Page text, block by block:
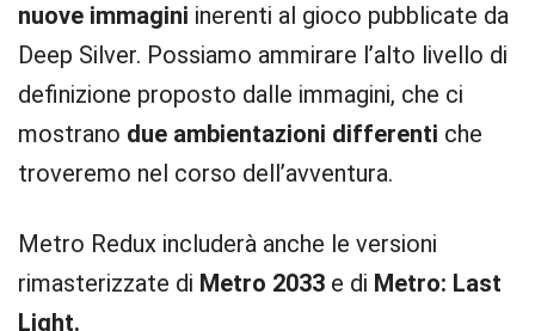
nuove immagini inerenti al gioco pubblicate da
Deep Silver. Possiamo ammirare l’alto livello di
definizione proposto dalle immagini, che ci
mostrano due ambientazioni differenti che
troveremo nel corso dell’avventura.
Metro Redux includerà anche le versioni
rimasterizzate di Metro 2033 e di Metro: Last
Light.